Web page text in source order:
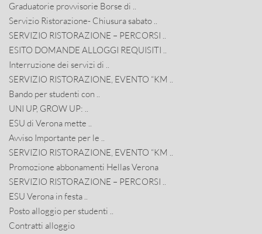
Graduatorie provvisorie Borse di ..
Servizio Ristorazione- Chiusura sabato ..
SERVIZIO RISTORAZIONE – PERCORSI ..
ESITO DOMANDE ALLOGGI REQUISITI ..
Interruzione dei servizi di ..
SERVIZIO RISTORAZIONE, EVENTO “KM ..
Bando per studenti con ..
UNI UP, GROW UP: ..
ESU di Verona mette ..
Avviso Importante per le ..
SERVIZIO RISTORAZIONE, EVENTO “KM ..
Promozione abbonamenti Hellas Verona
SERVIZIO RISTORAZIONE – PERCORSI ..
ESU Verona in festa ..
Posto alloggio per studenti ..
Contratti alloggio